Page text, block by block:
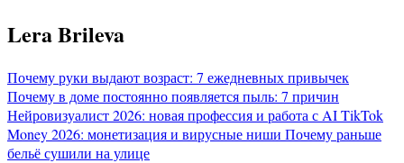
Перейти
к
Lera Brileva
Почему руки выдают возраст: 7 ежедневных привычек
Почему в доме постоянно появляется пыль: 7 причин
Нейровизуалист 2026: новая профессия и работа с AITikTok
Money 2026: монетизация и вирусные ниши Почему раньше
бельё сушили на улице